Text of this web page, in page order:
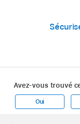
Fermez l’app
Localisez
d’eux.
Rouvrez
domicile.
Avez-vous trouvé
Oui